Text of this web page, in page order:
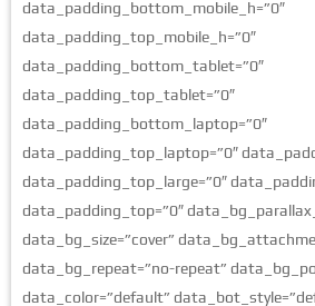
data_padding_bottom_mobile_h=”0″
data_padding_top_mobile_h=”0″
data_padding_bottom_tablet=”0″
data_padding_top_tablet=”0″
data_padding_bottom_laptop=”0″
data_padding_top_laptop=”0″
data_padding_top_large=”0″
data_padding_top=”0″
data_bg_size=”cover”
data_bg_repeat=”no-repeat”
data_color=”default”